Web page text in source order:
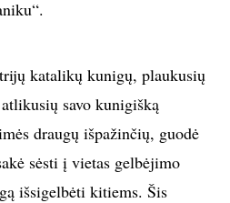
katalikų kunigų, plaukusių
savo kunigišką
draugų išpažinčių, guodė
sėsti į vietas gelbėjimo
išsigelbėti kitiems. Šis